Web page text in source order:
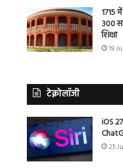
1715
300
शिक्षा
19
टेक्नोलॉजी
iOS
25